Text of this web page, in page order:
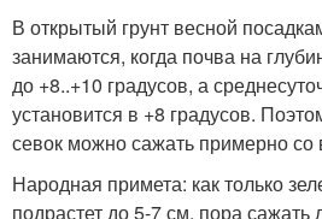
В открытый грунт весной
занимаются, когда почва на
до +8..+10 градусов, а
установится в +8 градусов.
севок можно сажать примерно со
Народная примета: как только
подрастет до 5-7 см, пора сажать